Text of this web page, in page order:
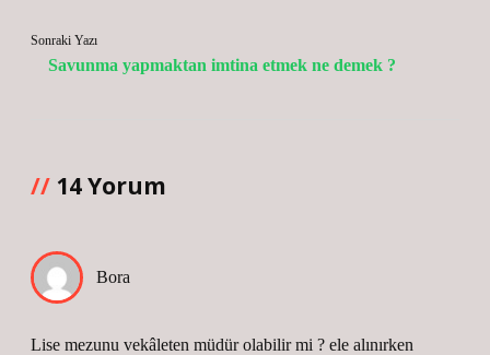
Sonraki Yazı
Savunma yapmaktan imtina etmek ne demek ?
14 Yorum
Bora
Lise mezunu vekâleten müdür olabilir mi ? ele alınırken